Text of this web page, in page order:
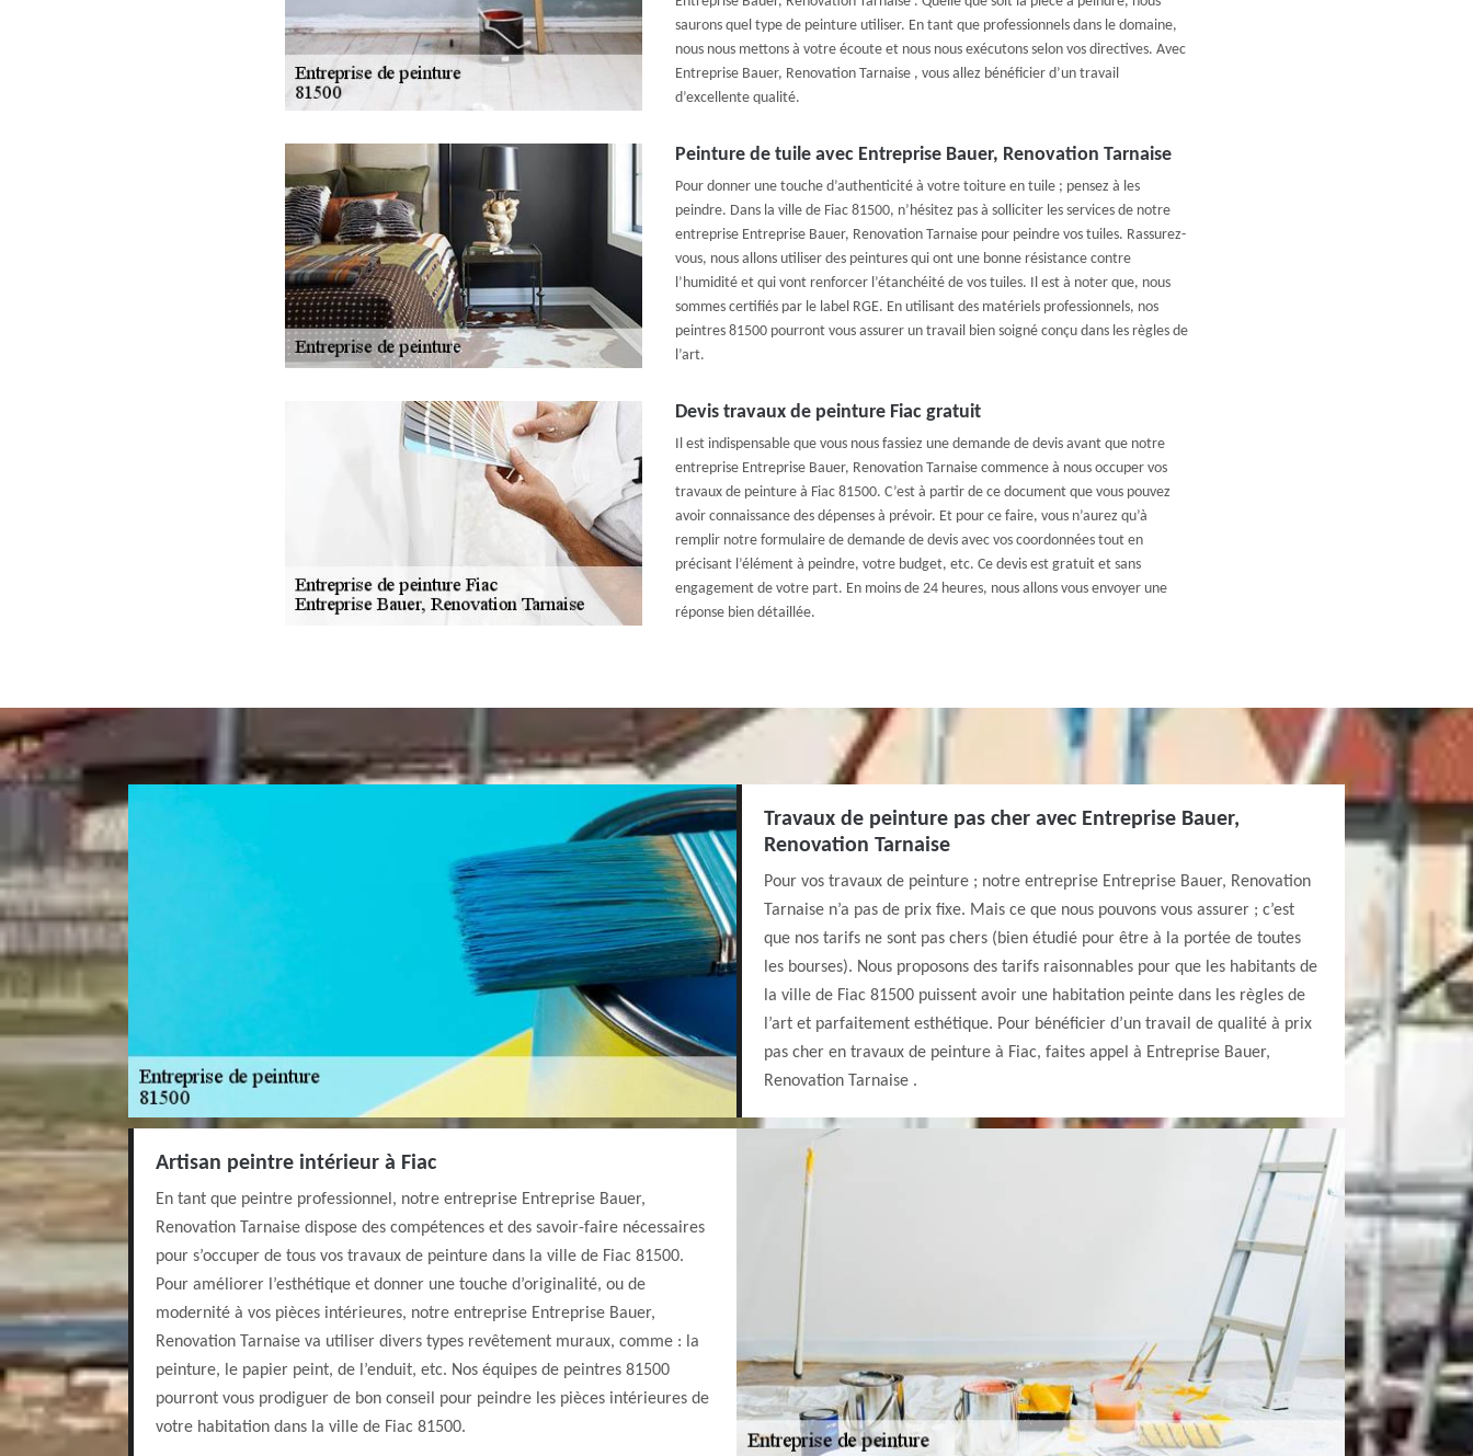
saurons quel type de peinture utiliser. En tant que professionnels dans le domaine,
nous nous mettons à votre écoute et nous nous exécutons selon vos directives. Avec
Entreprise Bauer, Renovation Tarnaise , vous allez bénéficier d’un travail
d’excellente qualité.
Peinture de tuile avec Entreprise Bauer, Renovation Tarnaise
Pour donner une touche d’authenticité à votre toiture en tuile ; pensez à les
peindre. Dans la ville de Fiac 81500, n’hésitez pas à solliciter les services de notre
entreprise Entreprise Bauer, Renovation Tarnaise pour peindre vos tuiles. Rassurez-
vous, nous allons utiliser des peintures qui ont une bonne résistance contre
l’humidité et qui vont renforcer l’étanchéité de vos tuiles. Il est à noter que, nous
sommes certifiés par le label RGE. En utilisant des matériels professionnels, nos
peintres 81500 pourront vous assurer un travail bien soigné conçu dans les règles de
l’art.
Devis travaux de peinture Fiac gratuit
Il est indispensable que vous nous fassiez une demande de devis avant que notre
entreprise Entreprise Bauer, Renovation Tarnaise commence à nous occuper vos
travaux de peinture à Fiac 81500. C’est à partir de ce document que vous pouvez
avoir connaissance des dépenses à prévoir. Et pour ce faire, vous n’aurez qu’à
remplir notre formulaire de demande de devis avec vos coordonnées tout en
précisant l’élément à peindre, votre budget, etc. Ce devis est gratuit et sans
engagement de votre part. En moins de 24 heures, nous allons vous envoyer une
réponse bien détaillée.
Travaux de peinture pas cher avec Entreprise Bauer,
Renovation Tarnaise
Pour vos travaux de peinture ; notre entreprise Entreprise Bauer, Renovation
Tarnaise n’a pas de prix fixe. Mais ce que nous pouvons vous assurer ; c’est
que nos tarifs ne sont pas chers (bien étudié pour être à la portée de toutes
les bourses). Nous proposons des tarifs raisonnables pour que les habitants de
la ville de Fiac 81500 puissent avoir une habitation peinte dans les règles de
l’art et parfaitement esthétique. Pour bénéficier d’un travail de qualité à prix
pas cher en travaux de peinture à Fiac, faites appel à Entreprise Bauer,
Renovation Tarnaise .
Artisan peintre intérieur à Fiac
En tant que peintre professionnel, notre entreprise Entreprise Bauer,
Renovation Tarnaise dispose des compétences et des savoir-faire nécessaires
pour s’occuper de tous vos travaux de peinture dans la ville de Fiac 81500.
Pour améliorer l’esthétique et donner une touche d’originalité, ou de
modernité à vos pièces intérieures, notre entreprise Entreprise Bauer,
Renovation Tarnaise va utiliser divers types revêtement muraux, comme : la
peinture, le papier peint, de l’enduit, etc. Nos équipes de peintres 81500
pourront vous prodiguer de bon conseil pour peindre les pièces intérieures de
votre habitation dans la ville de Fiac 81500.